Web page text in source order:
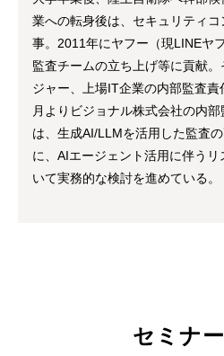
業への転身後は、セキュリティ
事。2011年にヤフー（現LINEヤ
監査チームの立ち上げ等に貢献
ジャー、上場IT企業の内部監査
月よりビジョナル株式会社の内
は、生成AI/LLMを活用した監査
に、AIエージェント活用に伴う
いて実務的な検討を進めている。
セミナ